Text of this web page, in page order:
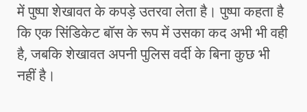
में पुष्पा शेखावत के कपड़े उतरवा लेता है। पुष्पा कहता है
कि एक सिंडिकेट बॉस के रूप में उसका कद अभी भी वही
है, जबकि शेखावत अपनी पुलिस वर्दी के बिना कुछ भी
नहीं है।